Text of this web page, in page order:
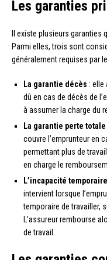
Les garanties
Il existe plusieurs garanties
Parmi elles, trois sont
généralement requises par
La garantie décès : elle
dû en cas de décès de
à assumer la charge du
La garantie perte
couvre l’emprunteur en
permettant plus de
en charge le
L’incapacité
intervient lorsque
temporaire de travailler,
L’assureur rembourse
de travail.